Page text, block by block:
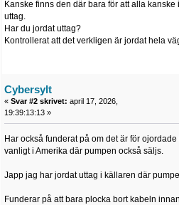
Kanske finns den där bara för att alla
uttag.
Har du jordat uttag?
Kontrollerat att det verkligen är jordat hela
Cybersylt
« Svar #2 skrivet: april 17, 2026,
19:39:13:13 »
Har också funderat på om det är för
vanligt i Amerika där pumpen också säljs.
Japp jag har jordat uttag i källaren där
Funderar på att bara plocka bort kabeln